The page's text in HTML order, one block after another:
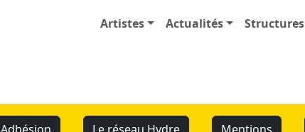
Artistes Actualités Structures